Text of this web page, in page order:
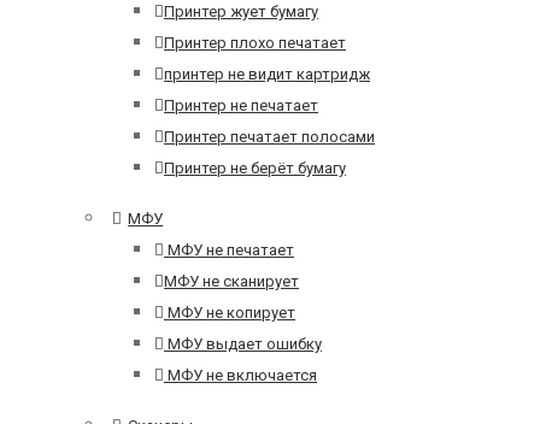
Принтер жует бумагу
Принтер плохо печатает
принтер не видит картридж
Принтер не печатает
Принтер печатает полосами
Принтер не берёт бумагу
МФУ
МФУ не печатает
МФУ не сканирует
МФУ не копирует
МФУ выдает ошибку
МФУ не включается